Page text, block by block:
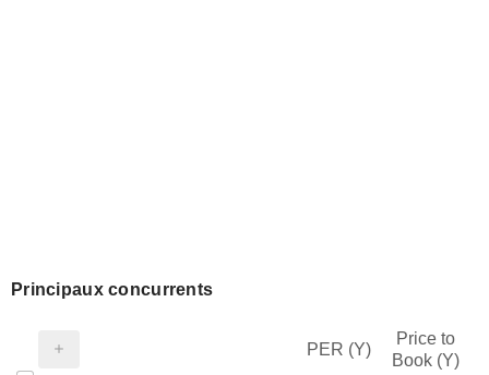
Principaux concurrents
PER (Y)
Price to
Book (Y)